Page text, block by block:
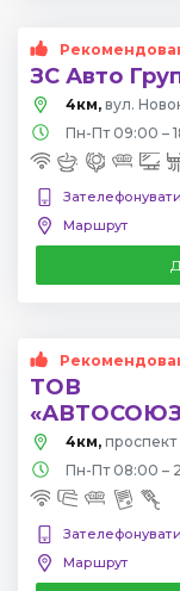
ЗС Авто
4км, вул.
Пн-Пт 09:00 –
Зателефонувати
Маршрут
ТОВ
4км, проспект
Пн-Пт 08:00 –
Зателефонувати
Маршрут